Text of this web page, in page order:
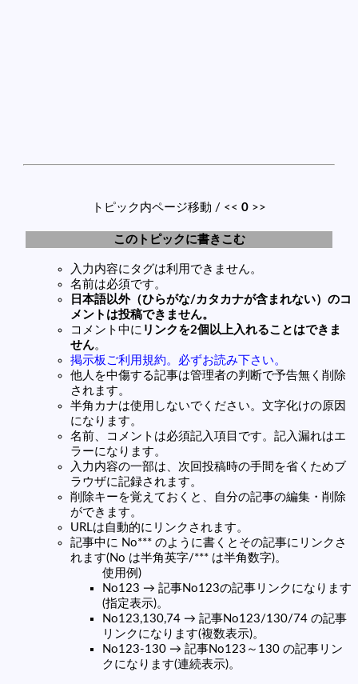
トピック内ページ移動 / << 0 >>
このトピックに書きこむ
入力内容にタグは利用できません。
名前は必須です。
日本語以外（ひらがな/カタカナが含まれない）のコ
メントは投稿できません。
コメント中に リンクを2個以上入れることはできま
せん。
掲示板ご利用規約。必ずお読み下さい。
他人を中傷する記事は管理者の判断で予告無く削除
されます。
半角カナは使用しないでください。文字化けの原因
になります。
名前、コメントは必須記入項目です。記入漏れはエ
ラーになります。
入力内容の一部は、次回投稿時の手間を省くためブ
ラウザに記録されます。
削除キーを覚えておくと、自分の記事の編集・削除
ができます。
URLは自動的にリンクされます。
記事中に No*** のように書くとその記事にリンクさ
れます(No は半角英字/*** は半角数字)。
使用例)
No123 → 記事No123の記事リンクになります
(指定表示)。
No123,130,74 → 記事No123/130/74 の記事
リンクになります(複数表示)。
No123-130 → 記事No123～130 の記事リン
クになります(連続表示)。